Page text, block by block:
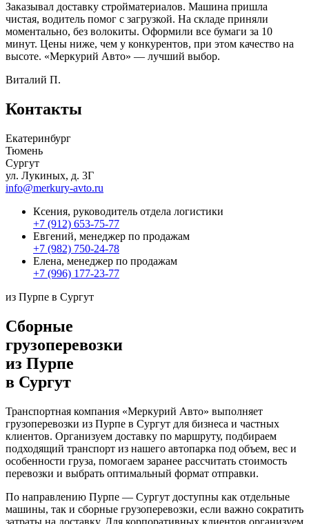
Заказывал доставку стройматериалов. Машина пришла
чистая, водитель помог с загрузкой. На складе приняли
моментально, без волокиты. Оформили все бумаги за 10
минут. Цены ниже, чем у конкурентов, при этом качество на
высоте. «Меркурий Авто» — лучший выбор.
Виталий П.
Контакты
Екатеринбург
Тюмень
Сургут
ул. Лукиных, д. 3Г
info@merkury-avto.ru
Ксения, руководитель отдела логистики
+7 (912) 653-75-77
Евгений, менеджер по продажам
+7 (982) 750-24-78
Елена, менеджер по продажам
+7 (996) 177-23-77
из Пурпе в Сургут
Сборные
грузоперевозки
из Пурпе
в Сургут
Транспортная компания «Меркурий Авто» выполняет
грузоперевозки из Пурпе в Сургут для бизнеса и частных
клиентов. Организуем доставку по маршруту, подбираем
подходящий транспорт из нашего автопарка под объем, вес и
особенности груза, помогаем заранее рассчитать стоимость
перевозки и выбрать оптимальный формат отправки.
По направлению Пурпе — Сургут доступны как отдельные
машины, так и сборные грузоперевозки, если важно сократить
затраты на доставку. Для корпоративных клиентов организуем